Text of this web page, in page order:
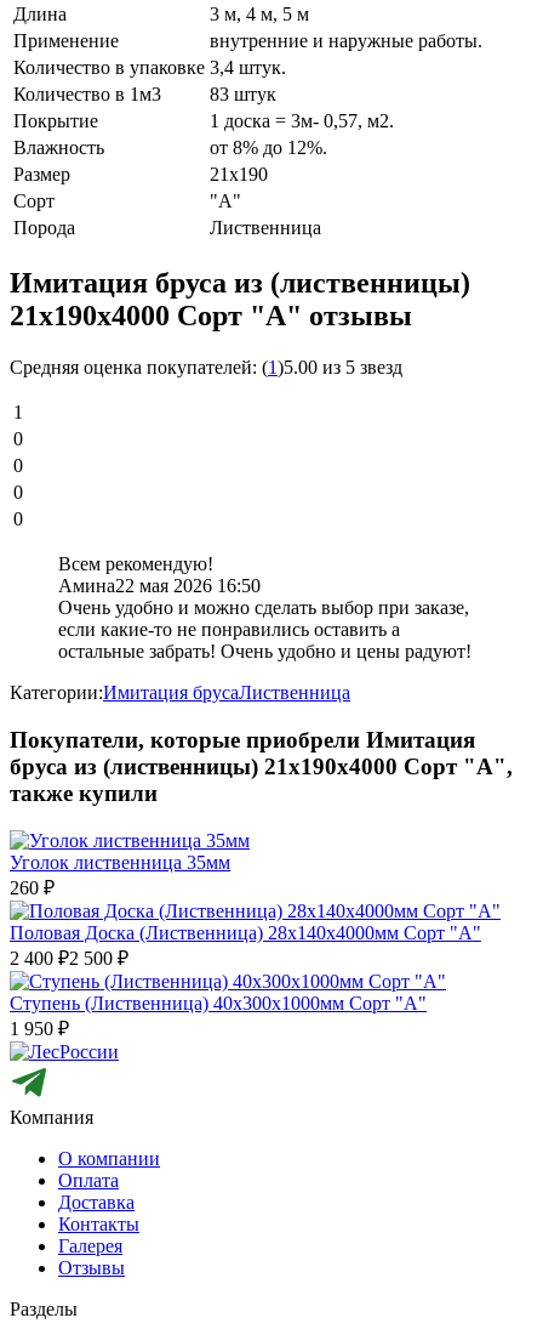
Длина
3 м, 4 м, 5 м
Применение
внутренние и наружные работы.
Количество в упаковке 3,4 штук.
Количество в 1м3
83 штук
Покрытие
1 доска = 3м- 0,57, м2.
Влажность
от 8% до 12%.
Размер
21x190
Сорт
"А"
Порода
Лиственница
Имитация бруса из (лиственницы)
21х190х4000 Сорт "A" отзывы
Средняя оценка покупателей: (1)5.00 из 5 звезд
1
0
0
0
0
Всем рекомендую!
Амина22 мая 2026 16:50
Очень удобно и можно сделать выбор при заказе,
если какие-то не понравились оставить а
остальные забрать! Очень удобно и цены радуют!
Категории:Имитация брусаЛиственница
Покупатели, которые приобрели Имитация
бруса из (лиственницы) 21х190х4000 Сорт "A",
также купили
Уголок лиственница 35мм
260 ₽
Половая Доска (Лиственница) 28x140х4000мм Сорт "А"
2 400 ₽2 500 ₽
Ступень (Лиственница) 40х300х1000мм Сорт "А"
1 950 ₽
Компания
О компании
Оплата
Доставка
Контакты
Галерея
Отзывы
Разделы